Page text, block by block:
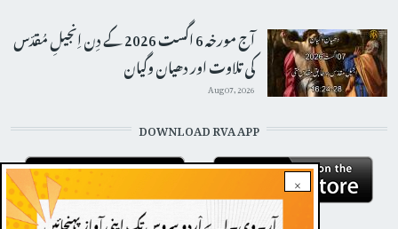
×
آج مورخہ 6 اگست 2026 کے دِن اِنجیلِ مُقدّس
کی تلاوت اور دھیان وگیان
Aug 07, 2026
DOWNLOAD RVA APP